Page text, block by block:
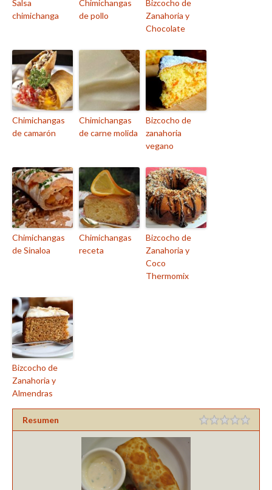
Salsa
chimichanga
Chimichangas
de pollo
Bizcocho de
Zanahoria y
Chocolate
Chimichangas
de camarón
Chimichangas
de carne molida
Bizcocho de
zanahoria
vegano
Chimichangas
de Sinaloa
Chimichangas
receta
Bizcocho de
Zanahoria y
Coco
Thermomix
Bizcocho de
Zanahoria y
Almendras
Resumen